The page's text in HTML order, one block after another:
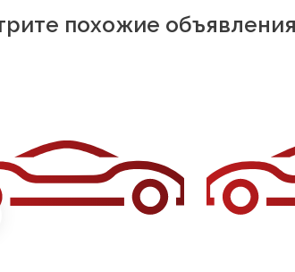
похожие объявления